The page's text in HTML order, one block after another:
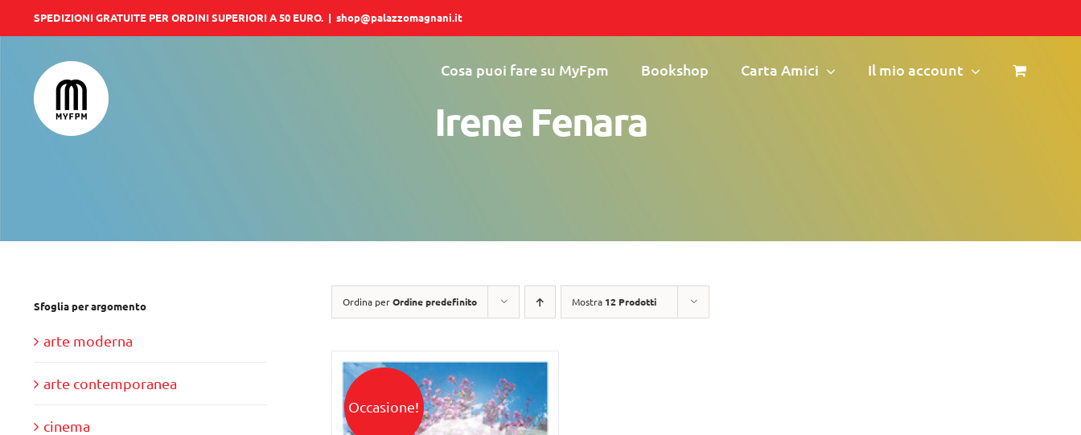
al
contenuto
SPEDIZIONI GRATUITE PER ORDINI SUPERIORI A 50 EURO. | shop@palazzomagnani.it
Cosa puoi fare su MyFpm Bookshop Carta Amici Il mio account
Irene Fenara
Ordina perOrdine predefinito Mostra 12 Prodotti
Occasione!
Sfoglia per argomento
arte moderna
arte contemporanea
cinema